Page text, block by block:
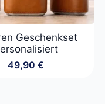
Geschenkset
49,90 €